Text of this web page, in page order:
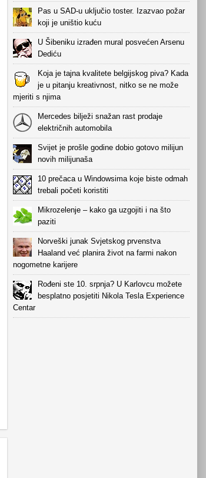
Pas u SAD-u uključio toster. Izazvao požar
koji je uništio kuću
U Šibeniku izrađen mural posvećen Arsenu
Dediću
Koja je tajna kvalitete belgijskog piva? Kada
je u pitanju kreativnost, nitko se ne može
mjeriti s njima
Mercedes bilježi snažan rast prodaje
električnih automobila
Svijet je prošle godine dobio gotovo milijun
novih milijunaša
10 prečaca u Windowsima koje biste odmah
trebali početi koristiti
Mikrozelenje – kako ga uzgojiti i na što
paziti
Norveški junak Svjetskog prvenstva
Haaland već planira život na farmi nakon
nogometne karijere
Rođeni ste 10. srpnja? U Karlovcu možete
besplatno posjetiti Nikola Tesla Experience
Centar